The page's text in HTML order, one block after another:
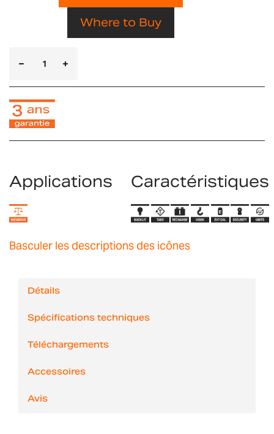
Where to Buy
Applications Caractéristiques
Basculer les descriptions des icônes
Détails
Spécifications techniques
Téléchargements
Accessoires
Avis